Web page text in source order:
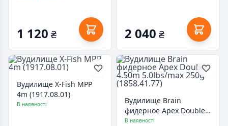
1 120 ₴ 2 040 ₴
Вудилище X-Fish MPP
4m (1917.08.01)
В наявності
Вудилище Brain
фидерное Apex Double
4.50m 5.0lbs/max 250g
В наявності